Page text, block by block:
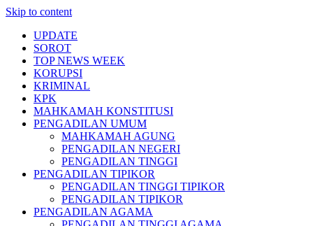
Skip to content
UPDATE
SOROT
TOP NEWS WEEK
KORUPSI
KRIMINAL
KPK
MAHKAMAH KONSTITUSI
PENGADILAN UMUM
MAHKAMAH AGUNG
PENGADILAN NEGERI
PENGADILAN TINGGI
PENGADILAN TIPIKOR
PENGADILAN TINGGI TIPIKOR
PENGADILAN TIPIKOR
PENGADILAN AGAMA